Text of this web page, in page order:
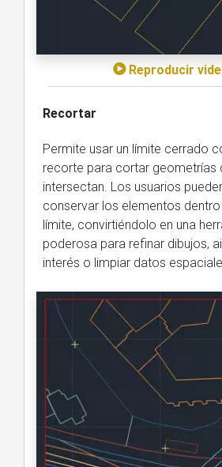
Reproducir
Recortar
Permite usar un límite cerrado
recorte para cortar geometrías
intersectan. Los usuarios
conservar los elementos
límite, convirtiéndolo en una
poderosa para refinar dibujos,
interés o limpiar datos